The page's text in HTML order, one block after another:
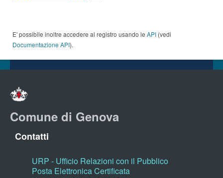
E' possibile inoltre accedere al registro usando le API (vedi
Documentazione API).
Comune di Genova
Contatti
URP - Ufficio Relazioni con il Pubblico
Posta Elettronica Certificata